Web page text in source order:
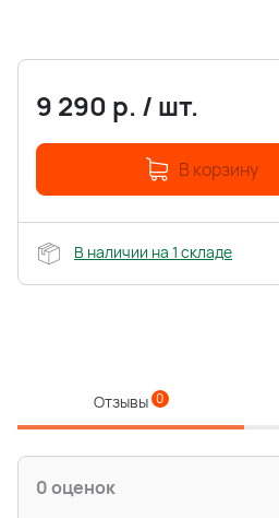
9 290 р. / шт.
В корзину
В наличии на 1 складе
Отзывы 0
0 оценок